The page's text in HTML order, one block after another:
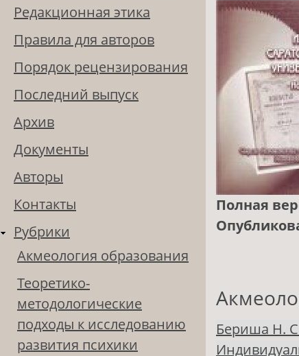
Редакционная этика
Правила для авторов
Порядок рецензирования
Последний выпуск
Архив
Документы
Авторы
Контакты
Рубрики
Акмеология образования
Теоретико-
методологические
подходы к исследованию
развития психики
Полная
Бериша Н.